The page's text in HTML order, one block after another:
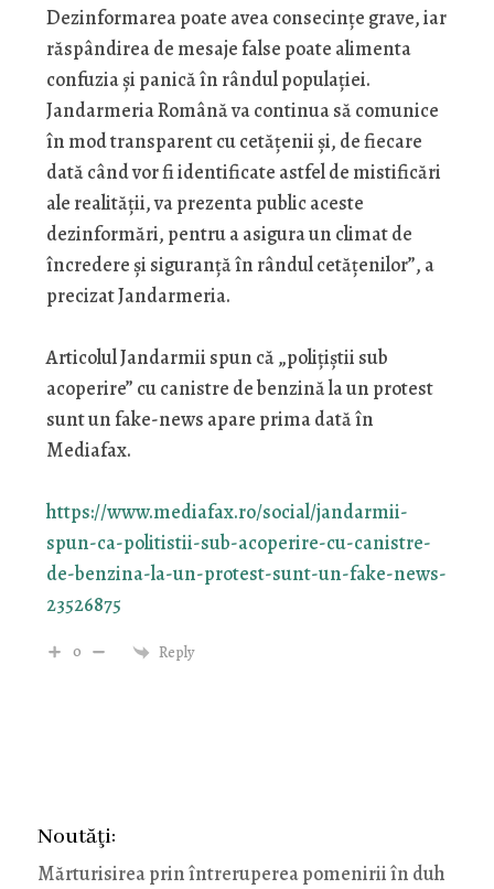
Dezinformarea poate avea consecințe grave, iar
răspândirea de mesaje false poate alimenta
confuzia și panică în rândul populației.
Jandarmeria Română va continua să comunice
în mod transparent cu cetățenii și, de fiecare
dată când vor fi identificate astfel de mistificări
ale realității, va prezenta public aceste
dezinformări, pentru a asigura un climat de
încredere și siguranță în rândul cetățenilor”, a
precizat Jandarmeria.
Articolul Jandarmii spun că „polițiștii sub
acoperire” cu canistre de benzină la un protest
sunt un fake-news apare prima dată în
Mediafax.
https://www.mediafax.ro/social/jandarmii-
spun-ca-politistii-sub-acoperire-cu-canistre-
de-benzina-la-un-protest-sunt-un-fake-news-
23526875
0 Reply
Noutăţi:
Mărturisirea prin întreruperea pomenirii în duh